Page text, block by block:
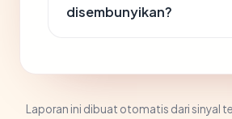
disembunyikan?
Laporan ini dibuat otomatis dari sinyal